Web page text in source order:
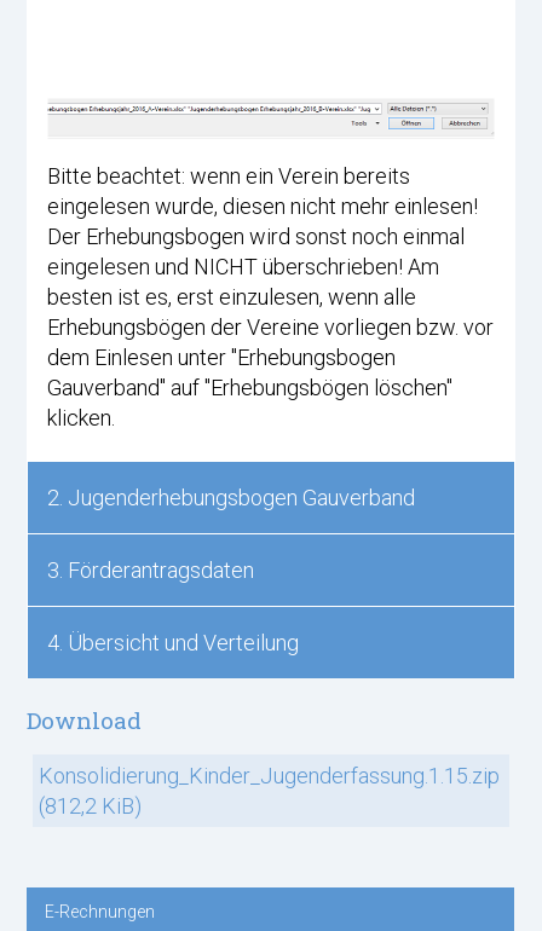
Bitte beachtet: wenn ein Verein bereits
eingelesen wurde, diesen nicht mehr einlesen!
Der Erhebungsbogen wird sonst noch einmal
eingelesen und NICHT überschrieben! Am
besten ist es, erst einzulesen, wenn alle
Erhebungsbögen der Vereine vorliegen bzw. vor
dem Einlesen unter "Erhebungsbogen
Gauverband" auf "Erhebungsbögen löschen"
klicken.
2. Jugenderhebungsbogen Gauverband
3. Förderantragsdaten
4. Übersicht und Verteilung
Download
Konsolidierung_Kinder_Jugenderfassung.1.15.zip
(812,2 KiB)
Navigation
E-Rechnungen